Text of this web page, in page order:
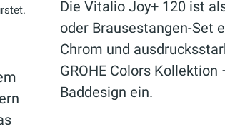
Die Vitalio Joy+ 120 ist
oder Brausestangen-Set
Chrom und
GROHE Colors
Baddesign ein.